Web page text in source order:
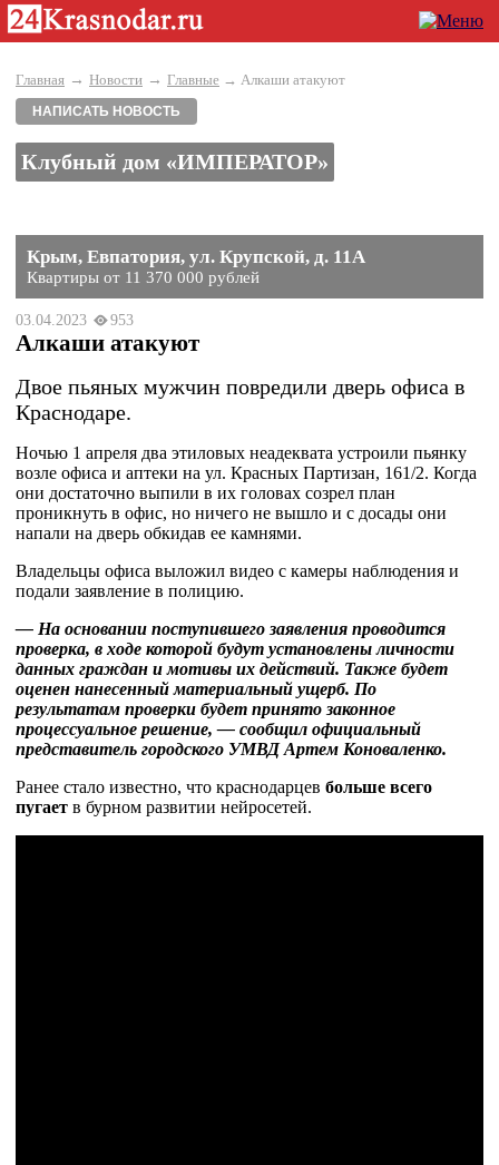
Главная → Новости → Главные → Алкаши атакуют
НАПИСАТЬ НОВОСТЬ
Клубный дом «ИМПЕРАТОР»
Крым, Евпатория, ул. Крупской, д. 11А
Квартиры от 11 370 000 рублей
03.04.2023 953
Алкаши атакуют
Двое пьяных мужчин повредили дверь офиса в
Краснодаре.
Ночью 1 апреля два этиловых неадеквата устроили пьянку
возле офиса и аптеки на ул. Красных Партизан, 161/2. Когда
они достаточно выпили в их головах созрел план
проникнуть в офис, но ничего не вышло и с досады они
напали на дверь обкидав ее камнями.
Владельцы офиса выложил видео с камеры наблюдения и
подали заявление в полицию.
— На основании поступившего заявления проводится
проверка, в ходе которой будут установлены личности
данных граждан и мотивы их действий. Также будет
оценен нанесенный материальный ущерб. По
результатам проверки будет принято законное
процессуальное решение, — сообщил официальный
представитель городского УМВД Артем Коноваленко.
Ранее стало известно, что краснодарцев больше всего
пугает в бурном развитии нейросетей.